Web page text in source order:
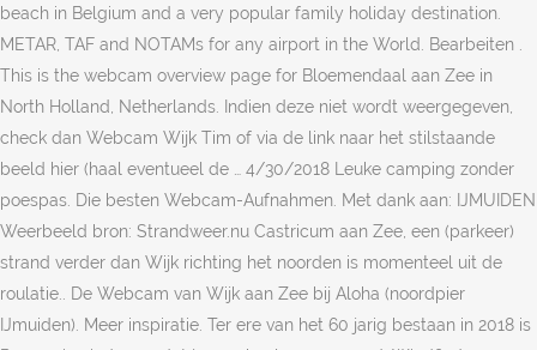
beach in Belgium and a very popular family holiday destination.
METAR, TAF and NOTAMs for any airport in the World. Bearbeiten .
This is the webcam overview page for Bloemendaal aan Zee in
North Holland, Netherlands. Indien deze niet wordt weergegeven,
check dan Webcam Wijk Tim of via de link naar het stilstaande
beeld hier (haal eventueel de … 4/30/2018 Leuke camping zonder
poespas. Die besten Webcam-Aufnahmen. Met dank aan: IJMUIDEN
Weerbeeld bron: Strandweer.nu Castricum aan Zee, een (parkeer)
strand verder dan Wijk richting het noorden is momenteel uit de
roulatie.. De Webcam van Wijk aan Zee bij Aloha (noordpier
IJmuiden). Meer inspiratie. Ter ere van het 60 jarig bestaan in 2018 is